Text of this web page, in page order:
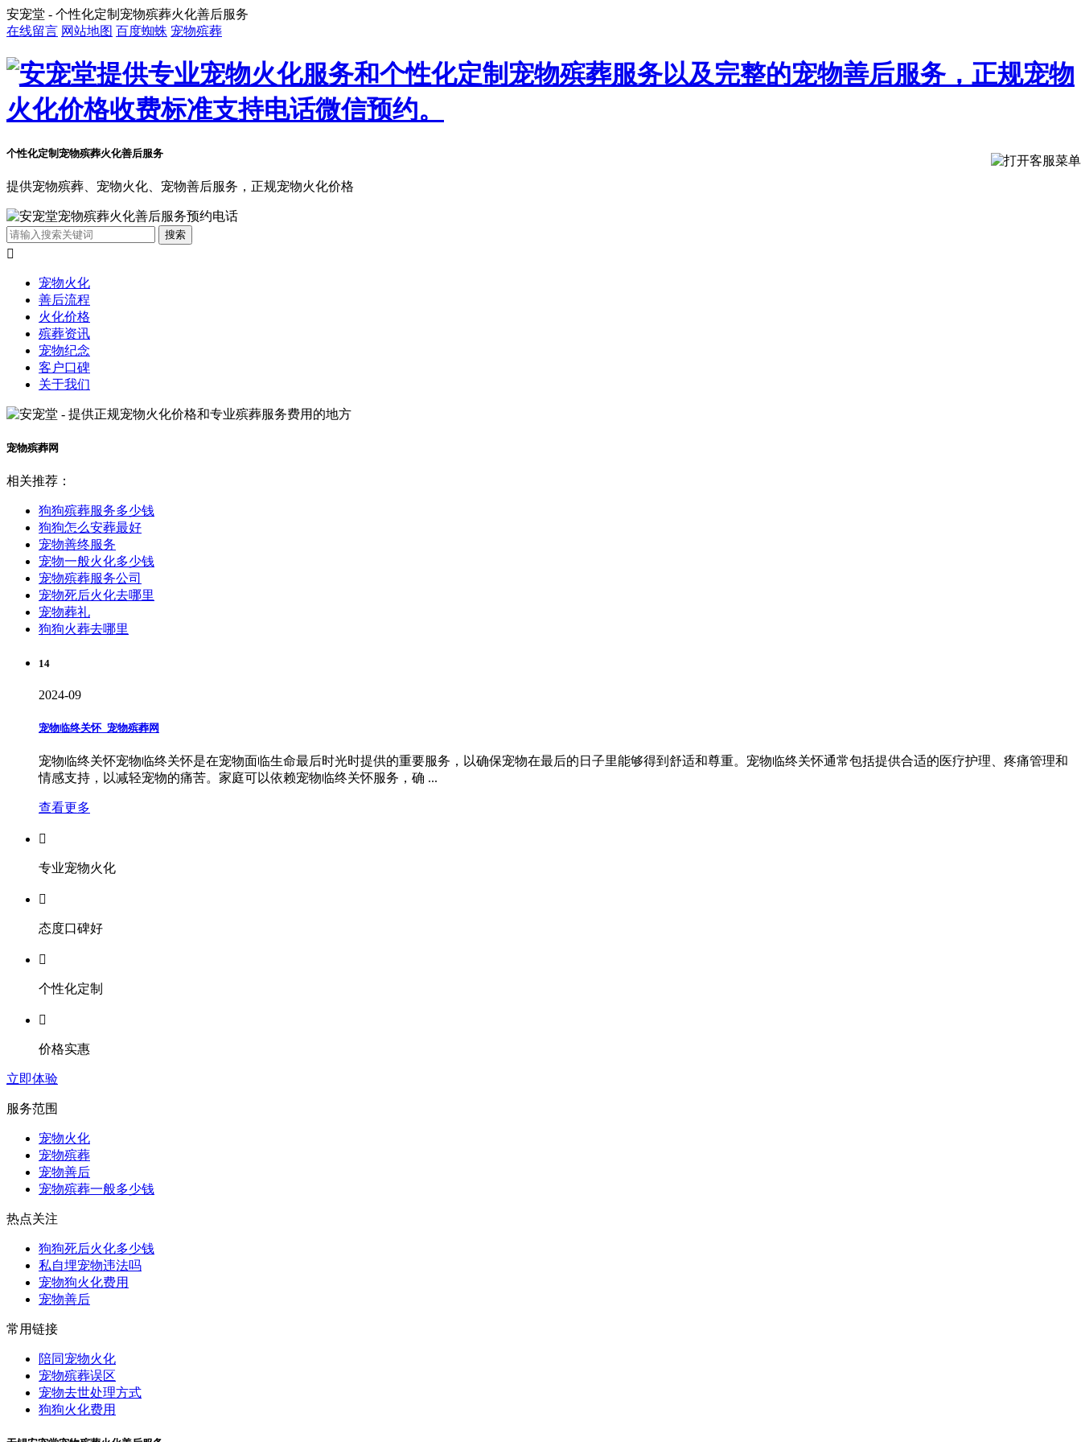
安宠堂 - 个性化定制宠物殡葬火化善后服务
在线留言 网站地图 百度蜘蛛 宠物殡葬
个性化定制宠物殡葬火化善后服务
提供宠物殡葬、宠物火化、宠物善后服务，正规宠物火化价格

宠物火化
善后流程
火化价格
殡葬资讯
宠物纪念
客户口碑
关于我们
宠物殡葬网
相关推荐：
狗狗殡葬服务多少钱
狗狗怎么安葬最好
宠物善终服务
宠物一般火化多少钱
宠物殡葬服务公司
宠物死后火化去哪里
宠物葬礼
狗狗火葬去哪里
14
2024-09
宠物临终关怀_宠物殡葬网
宠物临终关怀宠物临终关怀是在宠物面临生命最后时光时提供的重要服务，以确保宠物在最后的日子里能够得到舒适和尊重。宠物临终关怀通常包括提供合适的医疗护理、疼痛管理和
情感支持，以减轻宠物的痛苦。家庭可以依赖宠物临终关怀服务，确 ...
查看更多

专业宠物火化

态度口碑好

个性化定制

价格实惠
立即体验
服务范围
宠物火化
宠物殡葬
宠物善后
宠物殡葬一般多少钱
热点关注
狗狗死后火化多少钱
私自埋宠物违法吗
宠物狗火化费用
宠物善后
常用链接
陪同宠物火化
宠物殡葬误区
宠物去世处理方式
狗狗火化费用